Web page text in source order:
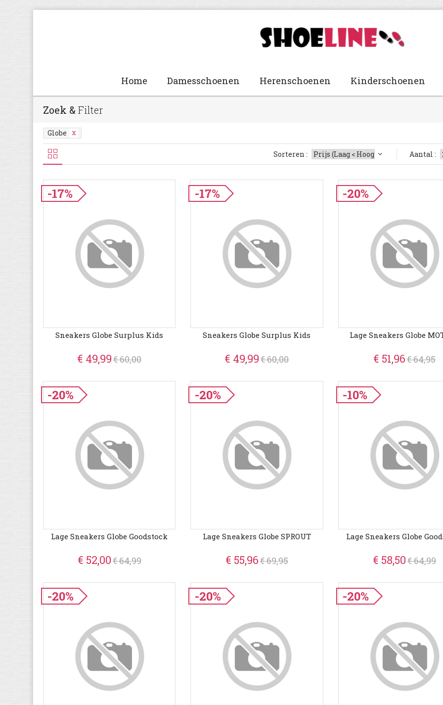
Home Damesschoenen Herenschoenen Kinderschoenen
Zoek & Filter
Globe
Sorteren : Aantal :
-17%
Sneakers Globe Surplus Kids
€ 49,99€ 60,00
-17%
Sneakers Globe Surplus Kids
€ 49,99€ 60,00
-20%
Lage Sneakers Globe
€ 51,96€ 64,95
-20%
Lage Sneakers Globe Goodstock
€ 52,00€ 64,99
-20%
Lage Sneakers Globe SPROUT
€ 55,96€ 69,95
-10%
Lage Sneakers Globe
€ 58,50€ 64,99
-20% -20% -20%